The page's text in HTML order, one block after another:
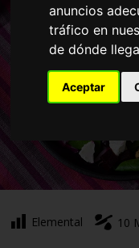
anuncios
tráfico en
de dónde
Aceptar
Elemental 10